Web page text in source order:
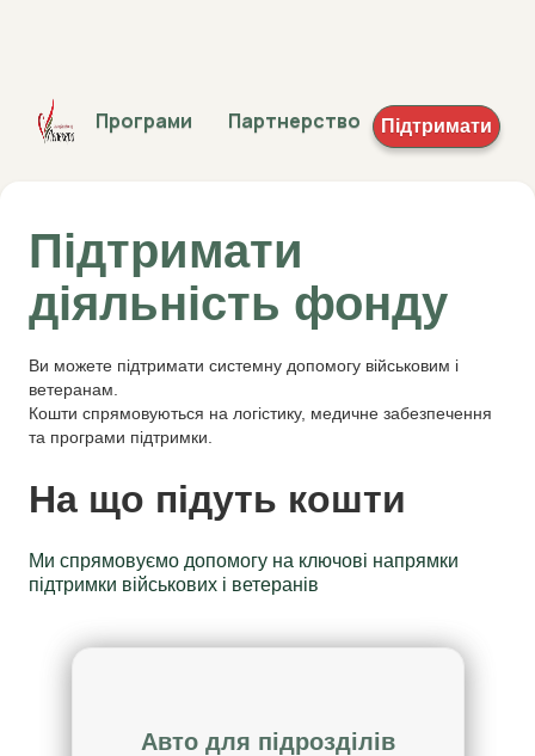
Програми Партнерство Підтримати
Підтримати
діяльність фонду
Ви можете підтримати системну допомогу військовим і
ветеранам.
Кошти спрямовуються на логістику, медичне забезпечення
та програми підтримки.
На що підуть кошти
Ми спрямовуємо допомогу на ключові напрямки
підтримки військових і ветеранів
Авто для підрозділів